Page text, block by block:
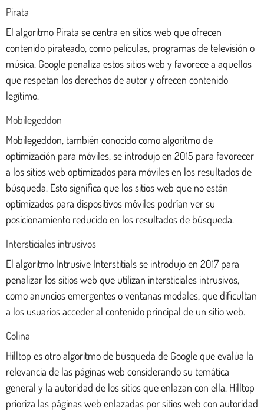
Pirata
El algoritmo Pirata se centra en sitios web que ofrecen
contenido pirateado, como películas, programas de televisión o
música. Google penaliza estos sitios web y favorece a aquellos
que respetan los derechos de autor y ofrecen contenido
legítimo.
Mobilegeddon
Mobilegeddon, también conocido como algoritmo de
optimización para móviles, se introdujo en 2015 para favorecer
a los sitios web optimizados para móviles en los resultados de
búsqueda. Esto significa que los sitios web que no están
optimizados para dispositivos móviles podrían ver su
posicionamiento reducido en los resultados de búsqueda.
Intersticiales intrusivos
El algoritmo Intrusive Interstitials se introdujo en 2017 para
penalizar los sitios web que utilizan intersticiales intrusivos,
como anuncios emergentes o ventanas modales, que dificultan
a los usuarios acceder al contenido principal de un sitio web.
Colina
Hilltop es otro algoritmo de búsqueda de Google que evalúa la
relevancia de las páginas web considerando su temática
general y la autoridad de los sitios que enlazan con ella. Hilltop
prioriza las páginas web enlazadas por sitios web con autoridad